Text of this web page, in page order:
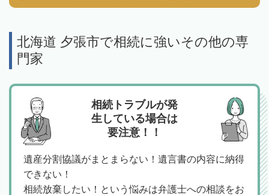
北海道 夕張市で相続に強いその他の専
門家
相続トラブルが発
生している場合は
要注意！！
遺産分割協議がまとまらない！遺言書の内容に納得
できない！
相続放棄したい！という悩みは弁護士への相談をお